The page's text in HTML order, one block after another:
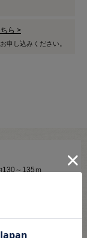
ら >
申し込みください。
～135ｍ
子2玉